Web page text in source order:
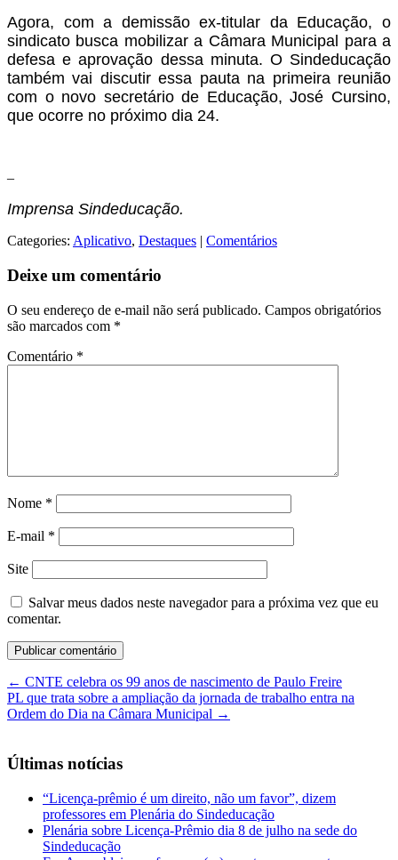
Agora, com a demissão ex-titular da Educação, o
sindicato busca mobilizar a Câmara Municipal para a
defesa e aprovação dessa minuta. O Sindeducação
também vai discutir essa pauta na primeira reunião
com o novo secretário de Educação, José Cursino,
que ocorre no próximo dia 24.
–
Imprensa Sindeducação.
Categories: Aplicativo, Destaques | Comentários
Deixe um comentário
O seu endereço de e-mail não será publicado. Campos obrigatórios
são marcados com *
Comentário *
Nome *
E-mail *
Site
Salvar meus dados neste navegador para a próxima vez que eu
comentar.
← CNTE celebra os 99 anos de nascimento de Paulo Freire
PL que trata sobre a ampliação da jornada de trabalho entra na
Ordem do Dia na Câmara Municipal →
Últimas notícias
“Licença-prêmio é um direito, não um favor”, dizem
professores em Plenária do Sindeducação
Plenária sobre Licença-Prêmio dia 8 de julho na sede do
Sindeducação